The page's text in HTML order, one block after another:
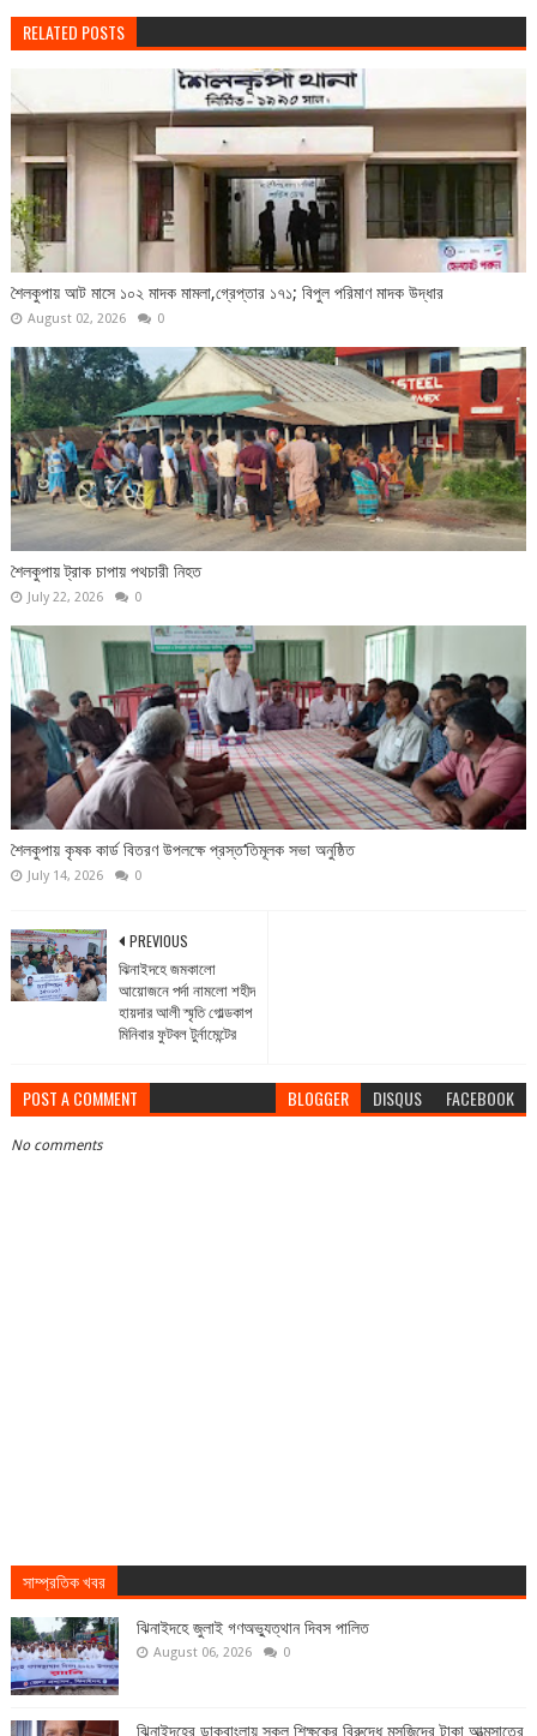
RELATED POSTS
শৈলকুপায় আট মাসে ১০২ মাদক মামলা,গ্রেপ্তার ১৭১; বিপুল পরিমাণ মাদক উদ্ধার
August 02, 2026 0
শৈলকুপায় ট্রাক চাপায় পথচারী নিহত
July 22, 2026 0
শৈলকুপায় কৃষক কার্ড বিতরণ উপলক্ষে প্রস্ত‘তিমূলক সভা অনুষ্ঠিত
July 14, 2026 0
PREVIOUS
ঝিনাইদহে জমকালো
আয়োজনে পর্দা নামলো শহীদ
হায়দার আলী স্মৃতি গোল্ডকাপ
মিনিবার ফুটবল টুর্নামেন্টের
POST A COMMENT BLOGGER DISQUS FACEBOOK
No comments
সাম্প্রতিক খবর
ঝিনাইদহে জুলাই গণঅভ্যুত্থান দিবস পালিত
August 06, 2026 0
ঝিনাইদহের ডাকবাংলায় স্কুল শিক্ষকের বিরুদ্ধে মসজিদের টাকা আত্মসাতের